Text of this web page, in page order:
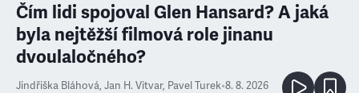
Čím lidi spojoval Glen Hansard? A jaká
byla nejtěžší filmová role jinanu
dvoulaločného?
Jindřiška Bláhová, Jan H. Vitvar, Pavel Turek•8. 8. 2026